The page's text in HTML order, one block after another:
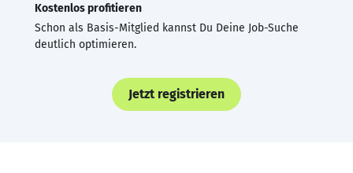
Kostenlos profitieren
Schon als Basis-Mitglied kannst Du Deine Job-Suche
deutlich optimieren.
Jetzt registrieren